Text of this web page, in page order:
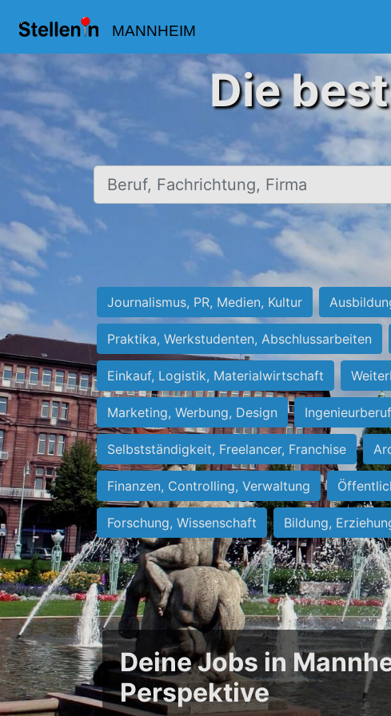
MANNHEIM
Die
Beruf, Fachrichtung, Firma
Journalismus, PR, Medien, Kultur
Praktika, Werkstudenten, Abschlussarbeiten
Einkauf, Logistik, Materialwirtschaft
Marketing, Werbung, Design
Selbstständigkeit, Freelancer, Franchise
Finanzen, Controlling, Verwaltung
Forschung, Wissenschaft Bildung,
Deine Jobs in
Perspektive